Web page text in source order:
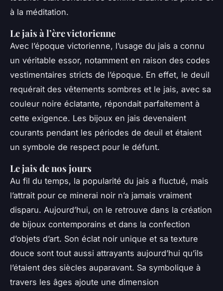
à la méditation.
Le jais à l’ère victorienne
Avec l’époque victorienne, l’usage du jais a connu
un véritable essor, notamment en raison des codes
vestimentaires stricts de l’époque. En effet, le deuil
requérait des vêtements sombres et le jais, avec sa
couleur noire éclatante, répondait parfaitement à
cette exigence. Les bijoux en jais devenaient
courants pendant les périodes de deuil et étaient
un symbole de respect pour le défunt.
Le jais de nos jours
Au fil du temps, la popularité du jais a fluctué, mais
l’attrait pour ce minerai noir n’a jamais vraiment
disparu. Aujourd’hui, on le retrouve dans la création
de bijoux contemporains et dans la confection
d’objets d’art. Son éclat noir unique et sa texture
douce sont tout aussi attrayants aujourd’hui qu’ils
l’étaient des siècles auparavant. Sa symbolique à
travers les âges ajoute une dimension